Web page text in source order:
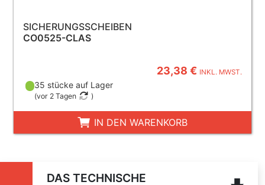
SICHERUNGSSCHEIBEN
CO0525-CLAS
23,38 € INKL. MWST.
35 stücke auf Lager
(vor 2 Tagen )
IN DEN WARENKORB
DAS TECHNISCHE